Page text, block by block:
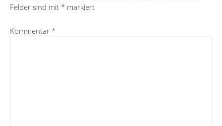
Felder sind mit * markiert
Kommentar *